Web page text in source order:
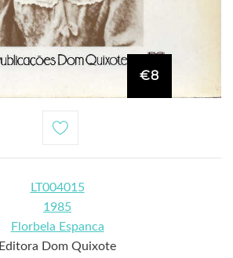
€8
LT004015
1985
Florbela Espanca
Editora Dom Quixote